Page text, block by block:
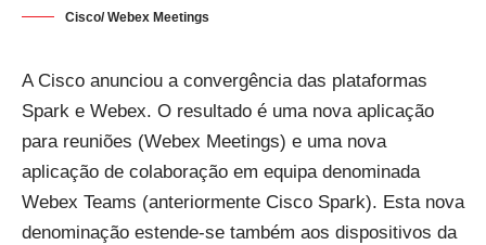
Cisco/ Webex Meetings
A Cisco anunciou a convergência das plataformas
Spark e Webex. O resultado é uma nova aplicação
para reuniões (Webex Meetings) e uma nova
aplicação de colaboração em equipa denominada
Webex Teams (anteriormente Cisco Spark). Esta nova
denominação estende-se também aos dispositivos da